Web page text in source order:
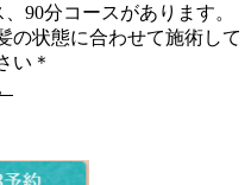
90分コースがあります。
の状態に合わせて施術して
い＊